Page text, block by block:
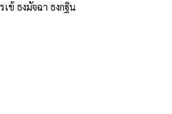
เข้ ธงมัจฉา ธงกฐิน